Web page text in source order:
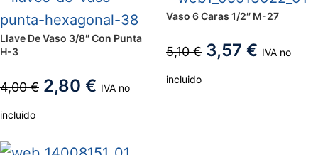
Llave De Vaso 3/8″ Con Punta
H-3
4,00€ 2,80 € IVA no
incluido
Vaso 6 Caras 1/2″ M-27
5,10€ 3,57 € IVA no
incluido